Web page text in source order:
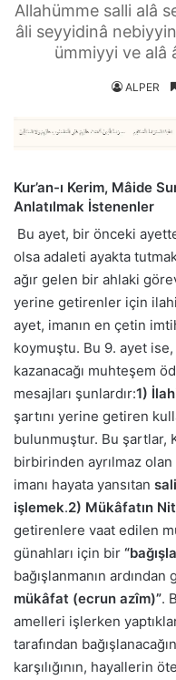
Allahümme salli alâ
âli seyyidinâ
ümmiyyi ve alâ
ALPER
Kur’an-ı Kerim, Mâide
Anlatılmak İstenenler
Bu ayet, bir önceki
olsa adaleti ayakta
ağır gelen bir ahlaki
yerine getirenler için
ayet, imanın en çetin
koymuştu. Bu 9. ayet
kazanacağı muhteşem
mesajları şunlardır:1)
şartını yerine getiren
bulunmuştur. Bu şartlar,
birbirinden ayrılmaz
imanı hayata yansıtan
işlemek.2) Mükâfatın
getirenlere vaat edilen
günahları için bir
bağışlanmanın ardından
mükâfat (ecrun azîm)”.
amelleri işlerken
tarafından
karşılığının, hayallerin